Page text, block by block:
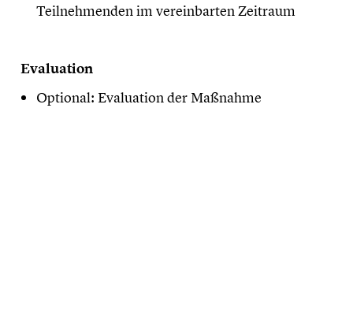
Teilnehmenden im vereinbarten Zeitraum
Evaluation
Optional: Evaluation der Maßnahme